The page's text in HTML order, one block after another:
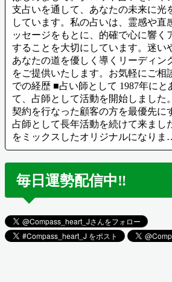
支占いを通して、あなたの未来に光
しています。私の占いは、霊感や直
ッセージをもとに、的確で心に響く
することを大切にしています。迷い
あなたの道を優しく導くリーディン
をご提供いたします。お気軽にご相
での経歴 ■占い師として 1987年にと
て、占師として活動を開始しました
契約を行なった顧客の方を最優先に
占師として長年活動を続けて来まし
をミックスしたオリジナルになりま
毎日運勢配信中‼️